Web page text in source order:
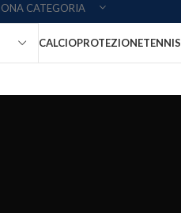
CATEGORIA
CALCIOPROTEZIONETENNIS